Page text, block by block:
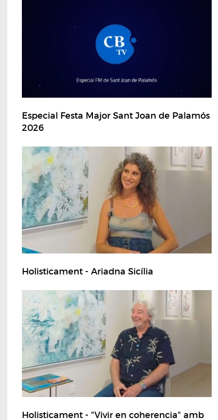
Especial Festa Major Sant Joan de Palamós
2026
Holisticament - Ariadna Sicília
Holisticament - "Vivir en coherencia" amb